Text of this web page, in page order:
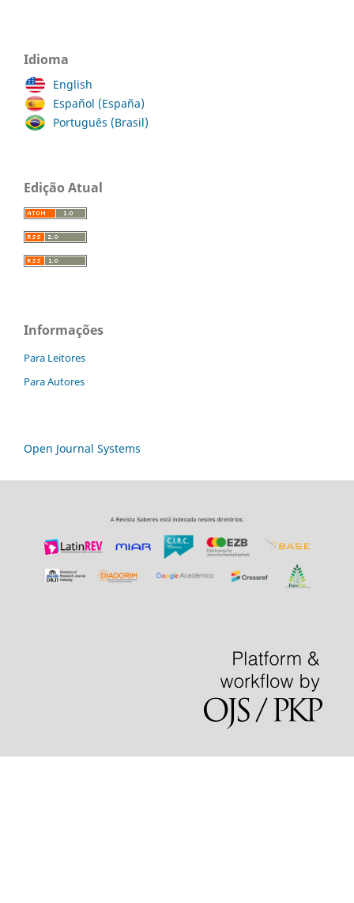
Idioma
English
Español (España)
Português (Brasil)
Edição Atual
Informações
Para Leitores
Para Autores
Open Journal Systems